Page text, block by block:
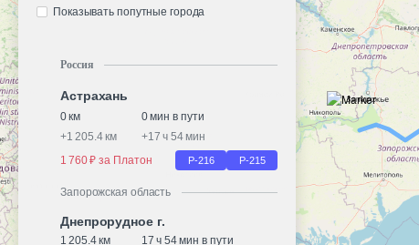
Показывать попутные города
Россия
Астрахань
0 км
0 мин в пути
+1 205.4 км +17 ч 54 мин
1 760 ₽ за Платон
Р-216 Р-215
Запорожская область
Днепрорудное г.
1 205.4 км 17 ч 54 мин в пути